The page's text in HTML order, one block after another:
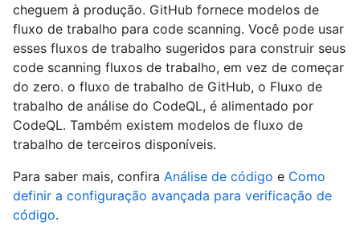
cheguem à produção. GitHub fornece modelos de
fluxo de trabalho para code scanning. Você pode usar
esses fluxos de trabalho sugeridos para construir seus
code scanning fluxos de trabalho, em vez de começar
do zero. o fluxo de trabalho de GitHub, o Fluxo de
trabalho de análise do CodeQL, é alimentado por
CodeQL. Também existem modelos de fluxo de
trabalho de terceiros disponíveis.
Para saber mais, confira Análise de código e Como
definir a configuração avançada para verificação de
código.